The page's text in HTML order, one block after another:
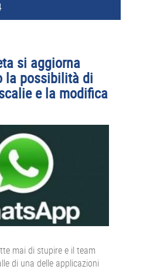
si aggiorna
la possibilità di
e la modifica
mai di stupire e il team
di una delle applicazioni